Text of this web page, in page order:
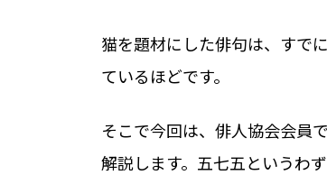
猫を題材にした俳句は、すで
ているほどです。
そこで今回は、俳人協会会員
解説します。五七五というわ